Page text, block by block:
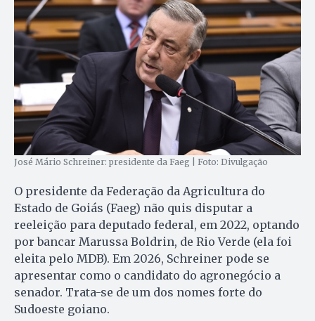
José Mário Schreiner: presidente da Faeg | Foto: Divulgação
O presidente da Federação da Agricultura do
Estado de Goiás (Faeg) não quis disputar a
reeleição para deputado federal, em 2022, optando
por bancar Marussa Boldrin, de Rio Verde (ela foi
eleita pelo MDB). Em 2026, Schreiner pode se
apresentar como o candidato do agronegócio a
senador. Trata-se de um dos nomes forte do
Sudoeste goiano.